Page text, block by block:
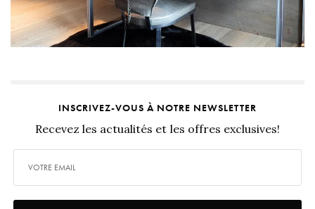
INSCRIVEZ-VOUS À NOTRE NEWSLETTER
Recevez les actualités et les offres exclusives!